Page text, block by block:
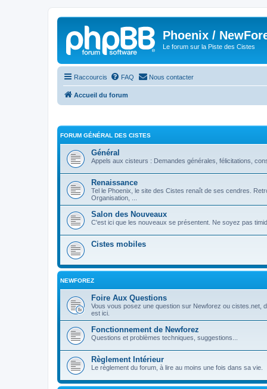
Phoenix /
Le forum sur la Piste des Cistes
Raccourcis FAQ Nous contacter
Accueil du forum
FORUM GÉNÉRAL DES CISTES
Général
Appels aux cisteurs : Demandes générales, félicitations,
Renaissance
Tel le Phoenix, le site des Cistes renaît de ses cendres.
Organisation, ...
Salon des Nouveaux
C'est ici que les nouveaux se présentent. Ne soyez pas
Cistes mobiles
NEWFOREZ
Foire Aux Questions
Vous vous posez une question sur Newforez ou cistes.net,
est ici.
Fonctionnement de Newforez
Questions et problèmes techniques, suggestions...
Règlement Intérieur
Le règlement du forum, à lire au moins une fois dans sa vie.